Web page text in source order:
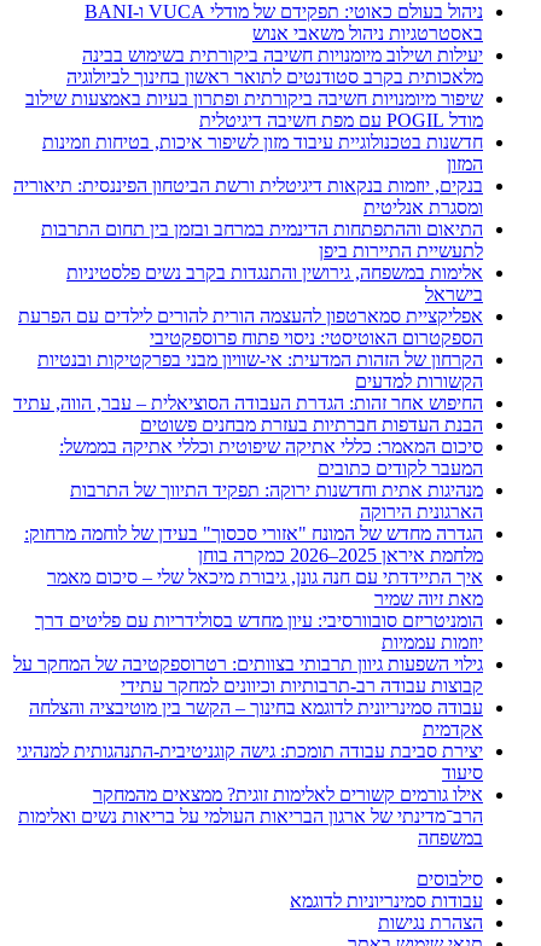
ניהול בעולם כאוטי: תפקידם של מודלי VUCA ו-BANI
באסטרטגיות ניהול משאבי אנוש
יעילות ושילוב מיומנויות חשיבה ביקורתית בשימוש בבינה
מלאכותית בקרב סטודנטים לתואר ראשון בחינוך לביולוגיה
שיפור מיומנויות חשיבה ביקורתית ופתרון בעיות באמצעות שילוב
מודל POGIL עם מפת חשיבה דיגיטלית
חדשנות בטכנולוגיית עיבוד מזון לשיפור איכות, בטיחות וזמינות
המזון
בנקים, יוזמות בנקאות דיגיטלית ורשת הביטחון הפיננסית: תיאוריה
ומסגרת אנליטית
התיאום וההתפתחות הדינמית במרחב ובזמן בין תחום התרבות
לתעשיית התיירות ביפן
אלימות במשפחה, גירושין והתנגדות בקרב נשים פלסטיניות
בישראל
אפליקציית סמארטפון להעצמה הורית להורים לילדים עם הפרעת
הספקטרום האוטיסטי: ניסוי פתוח פרוספקטיבי
הקרחון של הזהות המדעית: אי-שוויון מבני בפרקטיקות ובנטיות
הקשורות למדעים
החיפוש אחר זהות: הגדרת העבודה הסוציאלית – עבר, הווה, עתיד
הבנת העדפות חברתיות בעזרת מבחנים פשוטים
סיכום המאמר: כללי אתיקה שיפוטית וכללי אתיקה בממשל:
המעבר לקודים כתובים
מנהיגות אתית וחדשנות ירוקה: תפקיד התיווך של התרבות
הארגונית הירוקה
הגדרה מחדש של המונח "אזורי סכסוך" בעידן של לוחמה מרחוק:
מלחמת איראן 2025–2026 כמקרה בוחן
איך התיידדתי עם חנה גונן, גיבורת מיכאל שלי – סיכום מאמר
מאת זיוה שמיר
הומניטריזם סובוורסיבי: עיון מחדש בסולידריות עם פליטים דרך
יוזמות עממיות
גילוי השפעות גיוון תרבותי בצוותים: רטרוספקטיבה של המחקר על
קבוצות עבודה רב-תרבותיות וכיוונים למחקר עתידי
עבודה סמינריונית לדוגמא בחינוך – הקשר בין מוטיבציה והצלחה
אקדמית
יצירת סביבת עבודה תומכת: גישה קוגניטיבית-התנהגותית למנהיגי
סיעוד
אילו גורמים קשורים לאלימות זוגית? ממצאים מהמחקר
הרב־מדינתי של ארגון הבריאות העולמי על בריאות נשים ואלימות
במשפחה
סילבוסים
עבודות סמינריוניות לדוגמא
הצהרת נגישות